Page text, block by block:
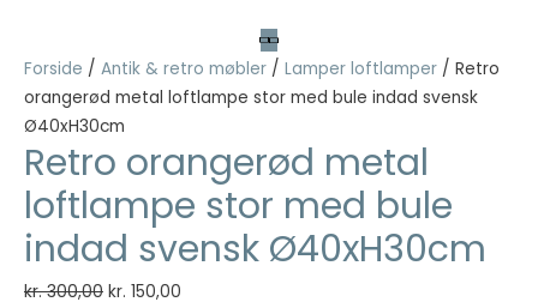
Forside / Antik & retro møbler / Lamper loftlamper / Retro
orangerød metal loftlampe stor med bule indad svensk
Ø40xH30cm
Retro orangerød metal
loftlampe stor med bule
indad svensk Ø40xH30cm
kr.300,00 Den
kr. 150,00